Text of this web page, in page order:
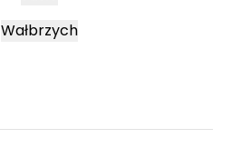
Wałbrzych